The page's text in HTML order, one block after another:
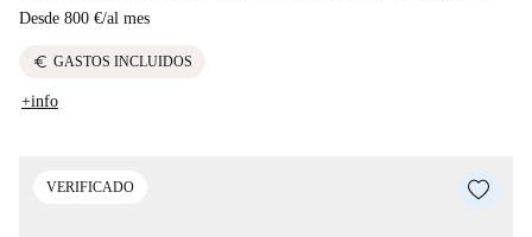
Desde 800 €/al mes
euro GASTOS INCLUIDOS
+info
VERIFICADO